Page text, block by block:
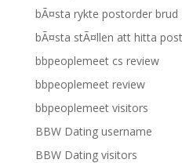
bÃ¤sta rykte postorder brud
bÃ¤sta stÃ¤llen att hitta
bbpeoplemeet cs review
bbpeoplemeet review
bbpeoplemeet visitors
BBW Dating username
BBW Dating visitors